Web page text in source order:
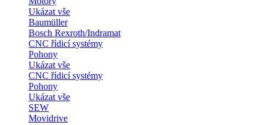
Ukázat vše
Baumüller
Bosch Rexroth/Indramat
CNC řídicí systémy
Pohony
Ukázat vše
CNC řídicí systémy
Pohony
Ukázat vše
SEW
Movidrive